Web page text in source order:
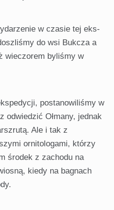
w czasie tej eks­
do wsi Bukcza a
wieczorem byliśmy w
postanowiliśmy w
odwiedzić Ołmany, jednak
Ale i tak z
ornitologami, którzy
środek z zachodu na
kiedy na bagnach